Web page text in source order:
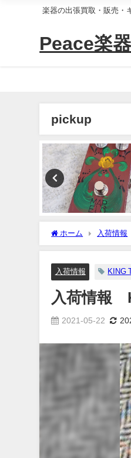
楽器の出張買取・販売・
Peace楽
pickup
ホーム 入荷情報
入荷情報 KING
入荷情報
2021-05-22